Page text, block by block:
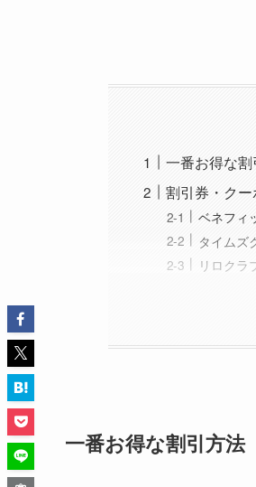
一番お得な
割引券・ク
ベネフィ
タイムズ
リロクラ
一番お得な割引方法